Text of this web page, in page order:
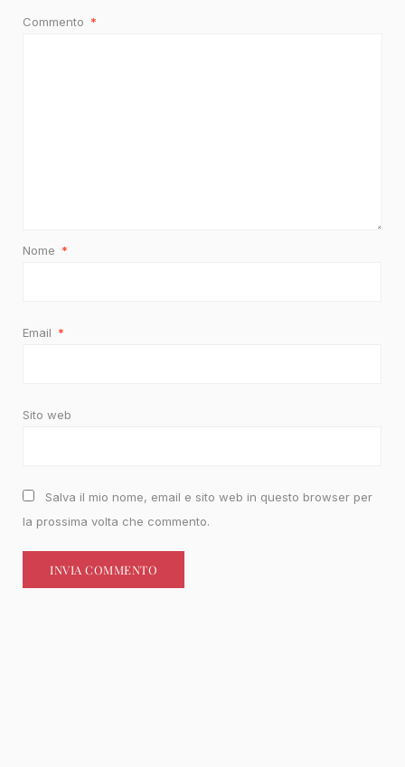
Commento *
Nome *
Email *
Sito web
Salva il mio nome, email e sito web in questo browser per
la prossima volta che commento.